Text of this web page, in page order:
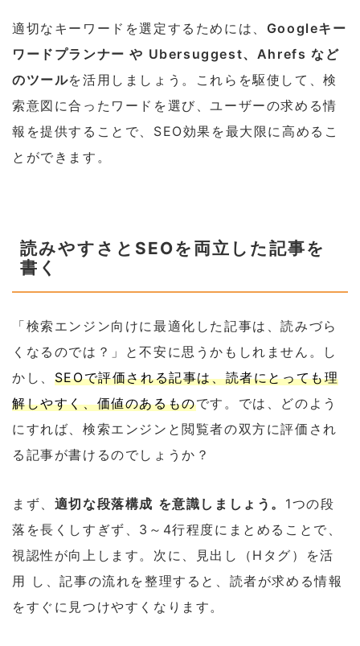
適切なキーワードを選定するためには、 Googleキー
ワードプランナー や Ubersuggest、Ahrefs など
のツールを活用しましょう。これらを駆使して、検
索意図に合ったワードを選び、ユーザーの求める情
報を提供することで、SEO効果を最大限に高めるこ
とができます。
読みやすさとSEOを両立した記事を
書く
「検索エンジン向けに最適化した記事は、読みづら
くなるのでは？」と不安に思うかもしれません。し
かし、 SEOで評価される記事は、読者にとっても理
解しやすく、価値のあるものです。では、どのよう
にすれば、検索エンジンと閲覧者の双方に評価され
る記事が書けるのでしょうか？
まず、 適切な段落構成 を意識しましょう。 1つの段
落を長くしすぎず、3～4行程度にまとめることで、
視認性が向上します。次に、見出し（Hタグ）を活
用 し、記事の流れを整理すると、読者が求める情報
をすぐに見つけやすくなります。